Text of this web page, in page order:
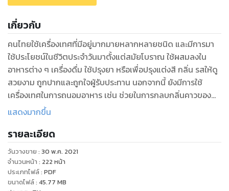
เกี่ยวกับ
คนไทยใช้เครื่องเทศที่มีอยู่มากมายหลากหลายชนิด และมีการมา
ใช้ประโยชน์ในชีวิตประจำวันมาตั้งแต่สมัยโบราณ ใช้ผสมลงใน
อาหารต่าง ๆ เครื่องดื่ม ใช้ปรุงยา หรือเพื่อปรุงแต่งสี กลิ่น รสให้ดู
สวยงาม ถูกปากและถูกใจผู้รับประทาน นอกจากนี้ ยังมีการใช้
เครื่องเทศในการถนอมอาหาร เช่น ช่วยในการกลบกลิ่นคาวของ
เนื้อสัตว์ หรือรสขมของยา ช่วยทำให้รับประทานง่าย
กับความเจริญทางด้านเศรษฐกิจ สังคม วัฒนธรรม การเมือง และ
ความเป็นอยู่ของมนุษย์ ในการเลือกใช้เครื่องเทศชนิดต่าง ๆ ใน
ด้านอาหาร ด้านการรักษาโรค และการใช้ประโยชน์จากพืชเหล่านี้
จึงเป็นมรดกทางภูมิปัญญาและสืบทอดมาจนถึงปัจจุบัน
ภายในหนังสือ เครื่องเทศและเมนูง่าย ๆแบบไทย ๆ เล่มนี้จึงได้
แสดงมากขึ้น
รายละเอียด
วันวางขาย : 30 พ.ค. 2021
จำนวนหน้า : 222 หน้า
ประเภทไฟล์: PDF
ขนาดไฟล์: 45.77 MB